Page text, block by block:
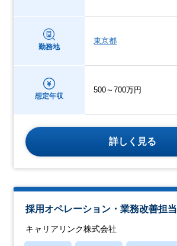
勤務地
東京都
想定年収
500～700万円
詳しく見る
採用オペレーション・業務改善担当
キャリアリンク株式会社